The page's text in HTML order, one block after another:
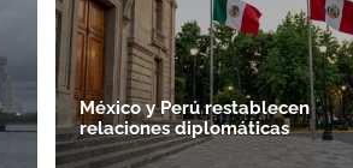
México y Perú restablecen
relaciones diplomáticas